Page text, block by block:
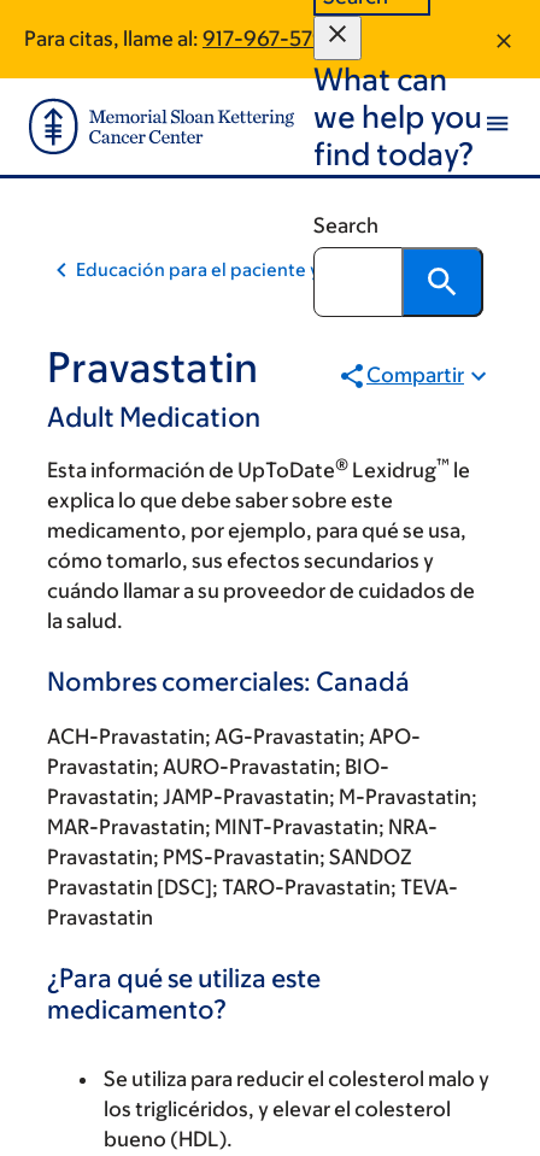
main
content
footer
Para citas, llame al: 917-967-5790
What can
we help you
find today?
Search
Educación para el paciente y la comunidad
Pravastatin
Adult Medication
Compartir
Esta información de UpToDate® Lexidrug™ le
explica lo que debe saber sobre este
medicamento, por ejemplo, para qué se usa,
cómo tomarlo, sus efectos secundarios y
cuándo llamar a su proveedor de cuidados de
la salud.
Nombres comerciales: Canadá
ACH-Pravastatin; AG-Pravastatin; APO-
Pravastatin; AURO-Pravastatin; BIO-
Pravastatin; JAMP-Pravastatin; M-Pravastatin;
MAR-Pravastatin; MINT-Pravastatin; NRA-
Pravastatin; PMS-Pravastatin; SANDOZ
Pravastatin [DSC]; TARO-Pravastatin; TEVA-
Pravastatin
¿Para qué se utiliza este
medicamento?
Se utiliza para reducir el colesterol malo y
los triglicéridos, y elevar el colesterol
bueno (HDL).